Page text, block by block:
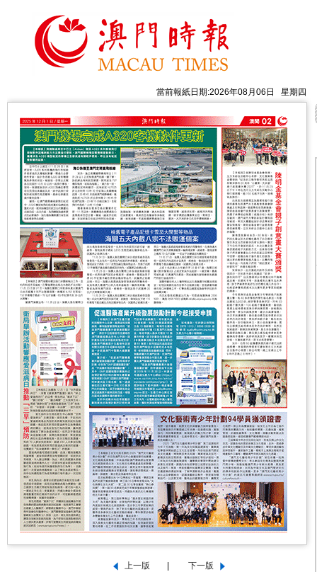
當前報紙日期:2026年08月06日 星期四